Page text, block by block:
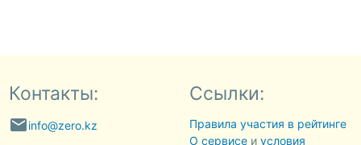
Контакты:
emailinfo@zero.kz
Ссылки:
Правила участия в рейтинге
О сервисеи условия